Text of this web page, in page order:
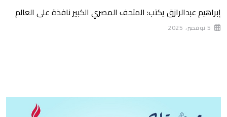
إبراهيم عبدالرازق يكتب: المتحف المصري الكبير نافذة على العالم
5 نوفمبر، 2025